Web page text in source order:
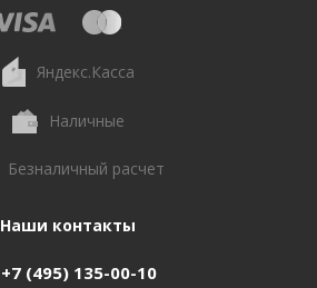
Яндекс.Касса
Наличные
Безналичный расчет
Наши контакты
+7 (495) 135-00-10